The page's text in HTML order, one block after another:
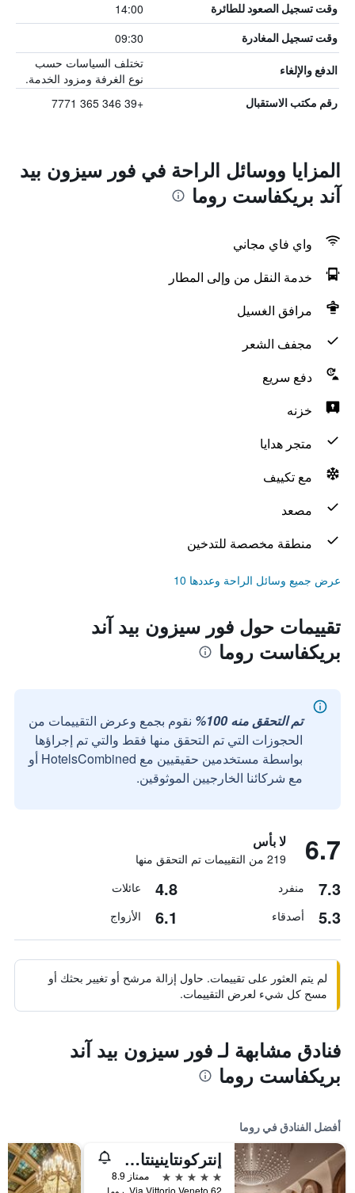
وقت تسجيل الصعود للطائرة 14:00
وقت تسجيل المغادرة 09:30
الدفع والإلغاء
تختلف السياسات حسب
نوع الغرفة ومزود الخدمة.
رقم مكتب الاستقبال +39 346 365 7771
المزايا ووسائل الراحة في فور سيزون بيد
آند بريكفاست روما
واي فاي مجاني
خدمة النقل من وإلى المطار
مرافق الغسيل
مجفف الشعر
دفع سريع
خزنه
متجر هدايا
مع تكييف
مصعد
منطقة مخصصة للتدخين
عرض جميع وسائل الراحة وعددها 10
تقييمات حول فور سيزون بيد آند
بريكفاست روما
تم التحقق منه 100%
نقوم بجمع وعرض التقييمات من
الحجوزات التي تم التحقق منها فقط والتي تم إجراؤها
بواسطة مستخدمين حقيقيين مع HotelsCombined أو
مع شركائنا الخارجيين الموثوقين.
6.7 لا بأس
219 من التقييمات تم التحقق منها
7.3 منفرد 4.8 عائلات
5.3 أصدقاء 6.1 الأزواج
لم يتم العثور على تقييمات. حاول إزالة مرشح أو تغيير بحثك أو
مسح كل شيء لعرض التقييمات.
فنادق مشابهة لـ فور سيزون بيد آند
بريكفاست روما
أفضل الفنادق في روما
إنتركونتاينينتال روم أمباسشياتوري بالاس باي آيتش جي
5 نجوم
ممتاز 8.9